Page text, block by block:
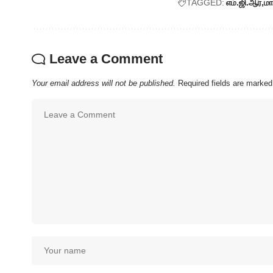
TAGGED: எம்.ஜி.ஆர்
Leave a Comment
Your email address will not be published. Required fields are marked